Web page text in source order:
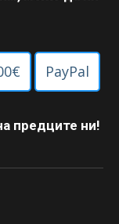
PayPal
предците ни!